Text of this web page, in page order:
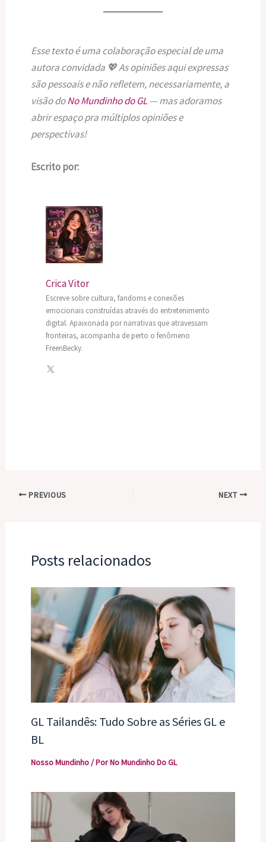
Esse texto é uma colaboração especial de uma
autora convidada 💖 As opiniões aqui expressas
são pessoais e não refletem, necessariamente, a
visão doNo Mundinho do GL— mas adoramos
abrir espaço pra múltiplos opiniões e
perspectivas!
Escrito por:
Crica Vitor
Escreve sobre cultura, fandoms e conexões
emocionais construídas através do entretenimento
digital. Apaixonada por narrativas que atravessam
fronteiras, acompanha de perto o fenômeno
FreenBecky.
PREVIOUS NEXT
Posts relacionados
GL Tailandês: Tudo Sobre as Séries GL e
BL
Nosso Mundinho/ PorNo Mundinho Do GL